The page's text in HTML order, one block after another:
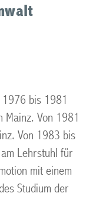
1976 bis 1981
Mainz. Von 1981
Von 1983 bis
Lehrstuhl für
mit einem
Studium der